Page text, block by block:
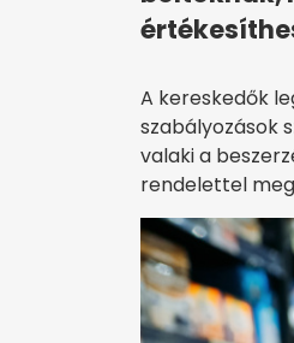
A kereskedők
szabályozások
valaki a
rendelettel